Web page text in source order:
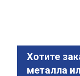
Хотите
металла